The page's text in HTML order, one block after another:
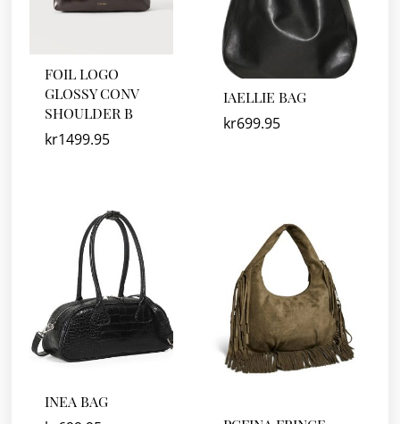
FOIL LOGO
GLOSSY CONV
SHOULDER B
kr1499.95
IAELLIE BAG
kr699.95
INEA BAG